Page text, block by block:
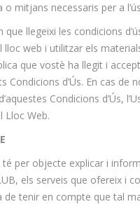
o mitjans necessaris per a
que llegeixi les condicions
lloc web i utilitzar els
que vostè ha llegit i
Condicions d’Ús. En cas de
Condicions d’Ús,
Lloc Web.
té per objecte explicar i
els serveis que ofereix i
de tenir en compte que tal